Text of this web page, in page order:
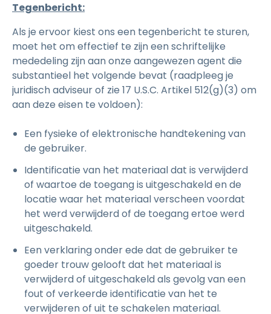
Tegenbericht:
Als je ervoor kiest ons een tegenbericht te sturen,
moet het om effectief te zijn een schriftelijke
mededeling zijn aan onze aangewezen agent die
substantieel het volgende bevat (raadpleeg je
juridisch adviseur of zie 17 U.S.C. Artikel 512(g)(3) om
aan deze eisen te voldoen):
Een fysieke of elektronische handtekening van
de gebruiker.
Identificatie van het materiaal dat is verwijderd
of waartoe de toegang is uitgeschakeld en de
locatie waar het materiaal verscheen voordat
het werd verwijderd of de toegang ertoe werd
uitgeschakeld.
Een verklaring onder ede dat de gebruiker te
goeder trouw gelooft dat het materiaal is
verwijderd of uitgeschakeld als gevolg van een
fout of verkeerde identificatie van het te
verwijderen of uit te schakelen materiaal.